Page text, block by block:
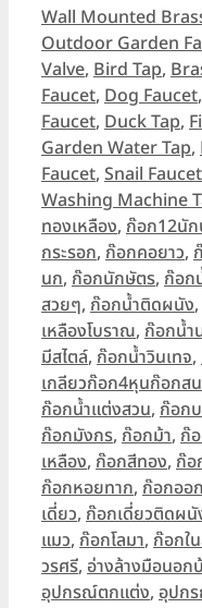
Wall Mounted
Outdoor Garden
Valve, Bird Tap,
Faucet, Dog Faucet,
Faucet, Duck Tap,
Garden Water Tap,
Faucet, Snail Faucet
Washing Machine
ทองเหลือง, ก๊อก12นั
กระรอก, ก๊อกคอยาว,
นก, ก๊อกนักษัตร, ก๊อก
สวยๆ, ก๊อกน้ำติดผนัง,
เหลืองโบราณ, ก๊อกน้ำ
มีสไตล์, ก๊อกน้ำวินเทจ,
เกลียวก๊อก4หุนก๊อกส
ก๊อกน้ำแต่งสวน, ก๊อก
ก๊อกมังกร, ก๊อกม้า, ก๊
เหลือง, ก๊อกสีทอง, ก๊อ
ก๊อกหอยทาก, ก๊อกออ
เดี่ยว, ก๊อกเดี่ยวติดผนั
แมว, ก๊อกโลมา, ก๊อกใ
วรศรี, อ่างล้างมือนอก
อุปกรณ์ตกแต่ง, อุปก